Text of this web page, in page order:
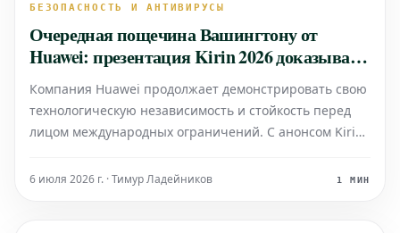
БЕЗОПАСНОСТЬ И АНТИВИРУСЫ
Очередная пощечина Вашингтону от
Huawei: презентация Kirin 2026 доказывает
бесполезность запретов
Компания Huawei продолжает демонстрировать свою
технологическую независимость и стойкость перед
лицом международных ограничений. С анонсом Kirin
амбиции в сфере разработки чипов, что многими
6 июля 2026 г. · Тимур Ладейников 1 МИН